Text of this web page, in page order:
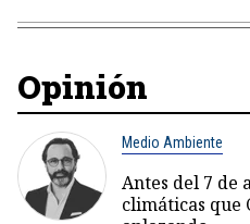
Opinión
Medio Ambiente
Antes del 7 de
climáticas que